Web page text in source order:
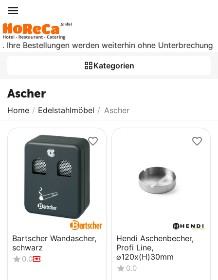
werden weiterhin ohne Unterbrechung
Kategorien
Ascher
Home / Edelstahlmöbel / Ascher
Bartscher Wandascher,
schwarz
0.0
Hendi Aschenbecher,
Profi Line,
⌀120x(H)30mm
0.0